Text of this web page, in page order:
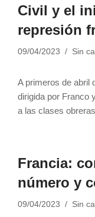
Civil y el
represión
09/04/2023 Sin
A primeros de abril
dirigida por Franco
a las clases
Francia:
número y
09/04/2023 Sin